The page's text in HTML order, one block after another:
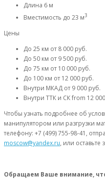
Длина 6 м
Вместимость до 23 м3
Цены
До 25 км от 8 000 руб.
До 50 км от 9 500 руб.
До 75 км от 10 000 руб.
До 100 км от 12 000 руб.
Внутри МКАД от 9 000 руб.
Внутри ТТК и СКfrom 12
Чтобы узнать подробнее об
манипулятором или разгрузки
телефону: +7 (499) 755-98-41,
moscow@yandex.ru, или оставьте
Обращаем Ваше внимание,